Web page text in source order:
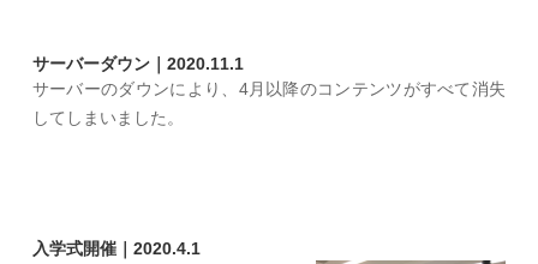
サーバーダウン｜2020.11.1
サーバーのダウンにより、4月以降のコンテンツがすべて消失
してしまいました。
入学式開催｜2020.4.1